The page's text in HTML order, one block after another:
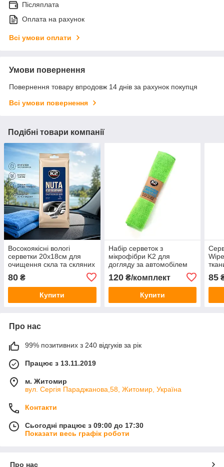
Післяплата
Оплата на рахунок
Всі умови оплати
Умови повернення
Повернення товару впродовж 14 днів за рахунок покупця
Всі умови повернення
Подібні товари компанії
Восокоякісні вологі
серветки 20х18см для
очищення скла та скляних
поверхонь K2 Nuta Wipes
24 шт K500
80 ₴
Купити
Набір серветок з
мікрофібри K2 для
догляду за автомобілем
(4шт.)
120₴/комплект
Купити
85
Про нас
99% позитивних з 240 відгуків за рік
Працює з 13.11.2019
м. Житомир
вул. Сергія Параджанова,58, Житомир, Україна
Контакти
Сьогодні працює з 09:00 до 17:30
Показати весь графік роботи
Про нас